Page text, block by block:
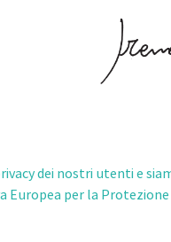
dei nostri utenti e
per la Protezione